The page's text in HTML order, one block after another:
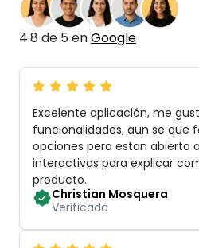
4.8 de 5 enGoogle
Excelente aplicación, me
funcionalidades, aun se que
opciones pero estan abierto
interactivas para explicar
producto.
Christian Mosquera
Verificada